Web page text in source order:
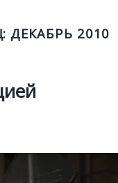
ДЕКАБРЬ 2010